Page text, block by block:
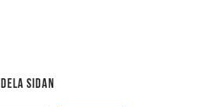
Dela sidan